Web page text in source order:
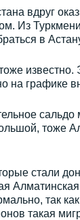
вдруг
Из
в
на графике
сальдо
тоже
стали
так
такая